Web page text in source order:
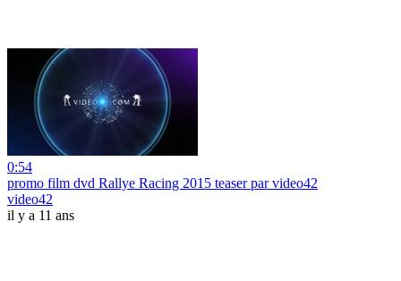
0:54
promo film dvd Rallye Racing 2015 teaser par video42
video42
il y a 11 ans